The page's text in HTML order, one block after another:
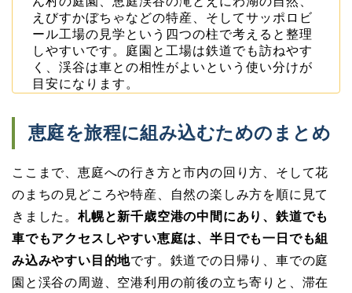
えびすかぼちゃなどの特産、そしてサッポロビ
ール工場の見学という四つの柱で考えると整理
しやすいです。庭園と工場は鉄道でも訪ねやす
く、渓谷は車との相性がよいという使い分けが
目安になります。
恵庭を旅程に組み込むためのまとめ
ここまで、恵庭への行き方と市内の回り方、そして花
のまちの見どころや特産、自然の楽しみ方を順に見て
きました。 札幌と新千歳空港の中間にあり、鉄道でも
車でもアクセスしやすい恵庭は、半日でも一日でも組
み込みやすい目的地です。鉄道での日帰り、車での庭
園と渓谷の周遊、空港利用の前後の立ち寄りと、滞在